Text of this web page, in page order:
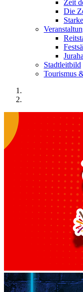
Zeit
Die
Stadtleitbild
Tourismus